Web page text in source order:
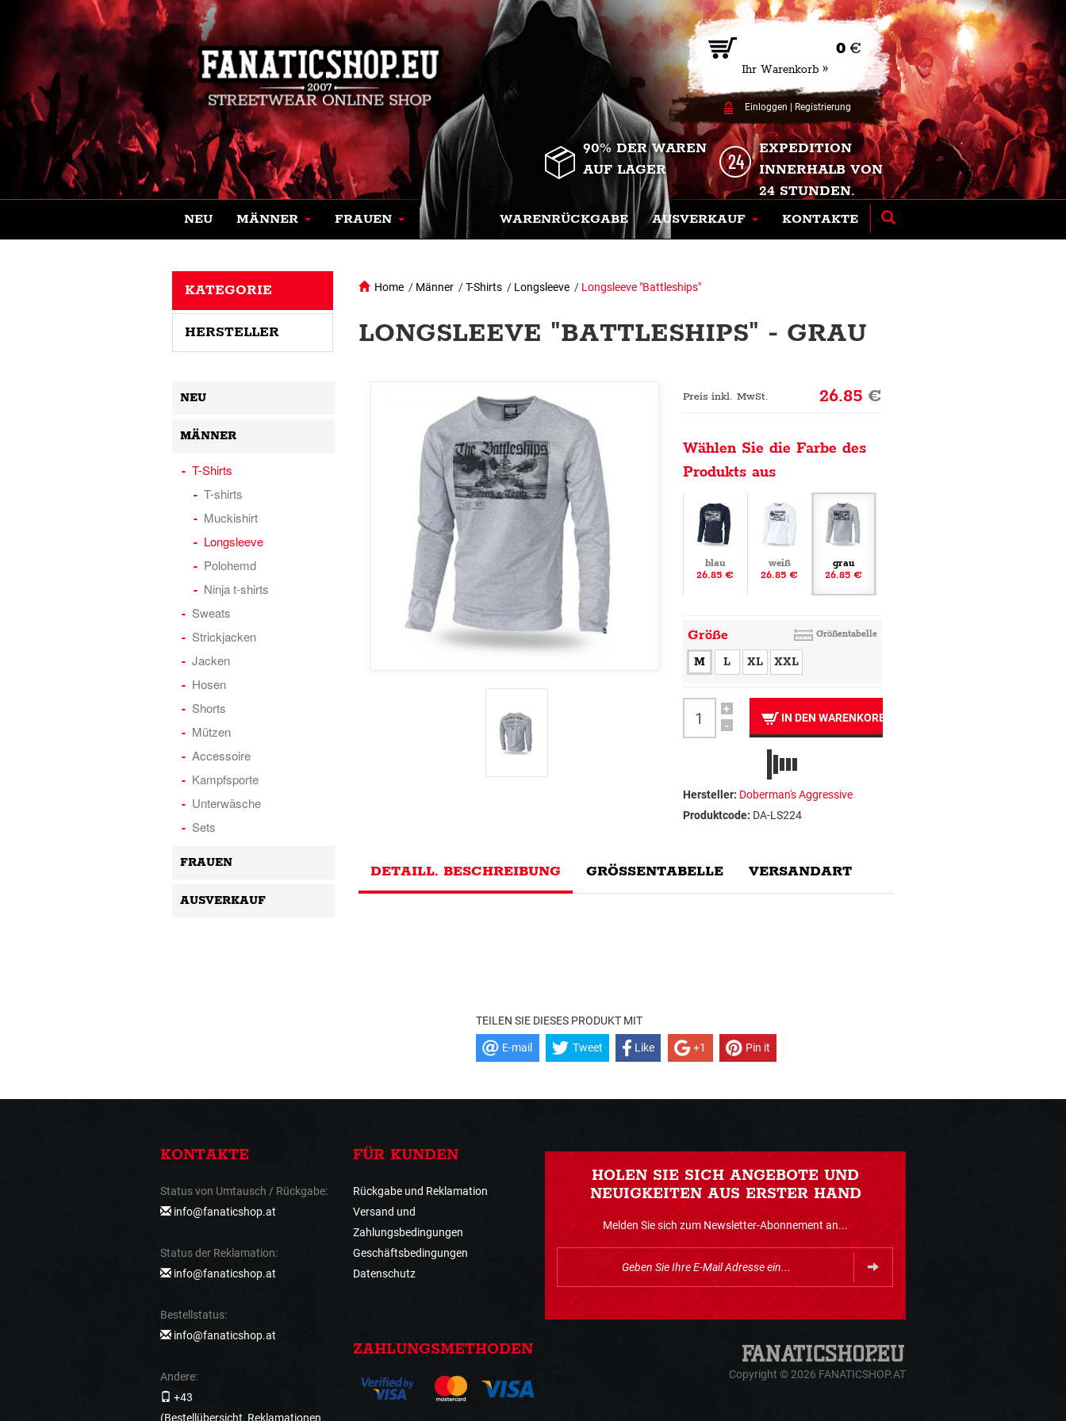
0 €
Ihr Warenkorb »
Einloggen Registrierung
90% DER WAREN
AUF LAGER
EXPEDITION
INNERHALB VON
24 STUNDEN.
NEU MÄNNER FRAUEN WARENRÜCKGABE AUSVERKAUF KONTAKTE
Home / Männer /T-Shirts / Longsleeve / Longsleeve "Battleships"
LONGSLEEVE "BATTLESHIPS" - GRAU
Preis inkl. MwSt. 26.85€
Wählen Sie die Farbe des
Produkts aus
blau
26.85 €
weiß
26.85 €
grau
26.85 €
Größe Größentabelle
M L XL XXL
+
-
IN DEN WARENKORB
Hersteller: Doberman's Aggressive
Produktcode: DA-LS224
DETAILL. BESCHREIBUNG GRÖSSENTABELLE VERSANDART
TEILEN SIE DIESES PRODUKT MIT
E-mail Tweet Like +1 Pin it
KATEGORIE
HERSTELLER
NEU
MÄNNER
T-Shirts
T-shirts
Muckishirt
Longsleeve
Polohemd
Ninja t-shirts
Sweats
Strickjacken
Jacken
Hosen
Shorts
Mützen
Accessoire
Kampfsporte
Unterwäsche
Sets
FRAUEN
AUSVERKAUF
KONTAKTE
Status von Umtausch / Rückgabe:
info@fanaticshop.at
Status der Reklamation:
info@fanaticshop.at
Bestellstatus:
info@fanaticshop.at
Andere:
+43
(Bestellübersicht, Reklamationen
FÜR KUNDEN
Rückgabe und Reklamation
Versand und
Zahlungsbedingungen
Geschäftsbedingungen
Datenschutz
ZAHLUNGSMETHODEN
HOLEN SIE SICH ANGEBOTE UND
NEUIGKEITEN AUS ERSTER HAND
Melden Sie sich zum Newsletter-Abonnement an...
Copyright © 2026 FANATICSHOP.AT